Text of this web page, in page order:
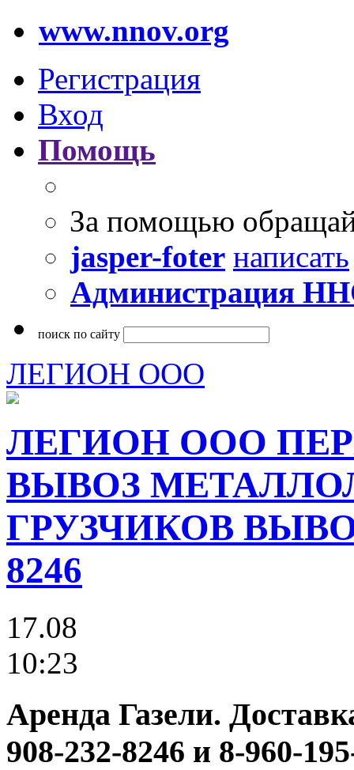
www.nnov.org
Регистрация
Вход
Помощь
За помощью
jasper-foter написать
Администрация
поиск по сайту
ЛЕГИОН ООО
ЛЕГИОН ООО
ВЫВОЗ
ГРУЗЧИКОВ
8246
17.08
10:23
Аренда Газели.
908-232-8246 и 8-960-